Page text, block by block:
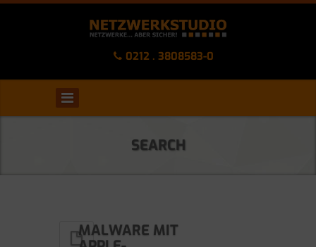
0212 . 3808583-0
SEARCH
MALWARE MIT